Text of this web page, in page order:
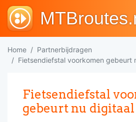
Home
Partnerbijdragen
Fietsendiefstal voorkomen gebeurt
Fietsendiefstal
gebeurt nu digitaal